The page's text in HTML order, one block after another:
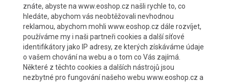
Možnosti dopravy
znáte, abyste na www.eoshop.cz našli rychle to, co
hledáte, abychom vás neobtěžovali nevhodnou
reklamou, abychom mohli www.eoshop.cz dále rozvíjet,
používáme my i naši partneři cookies a další síťové
identifikátory jako IP adresy, ze kterých získáváme údaje
o vašem chování na webu a o tom co Vás zajímá.
Některé z těchto cookies a dalších nástrojů jsou
nezbytné pro fungování našeho webu www.eoshop.cz a